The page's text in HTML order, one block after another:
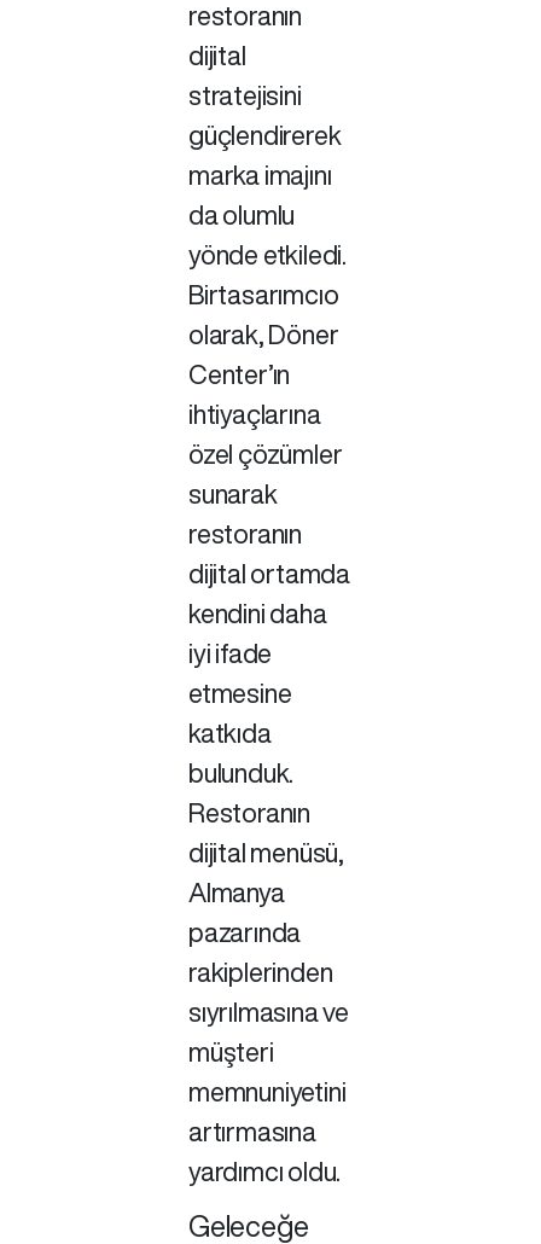
restoranın
dijital
stratejisini
güçlendirerek
marka imajını
da olumlu
yönde etkiledi.
Birtasarımcıo
olarak, Döner
Center’ın
ihtiyaçlarına
özel çözümler
sunarak
restoranın
dijital ortamda
kendini daha
iyi ifade
etmesine
katkıda
bulunduk.
Restoranın
dijital menüsü,
Almanya
pazarında
rakiplerinden
sıyrılmasına ve
müşteri
memnuniyetini
artırmasına
yardımcı oldu.
Geleceğe